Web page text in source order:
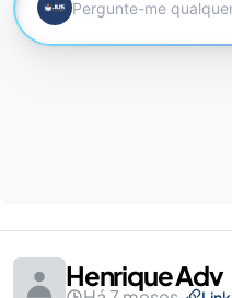
Henrique Adv